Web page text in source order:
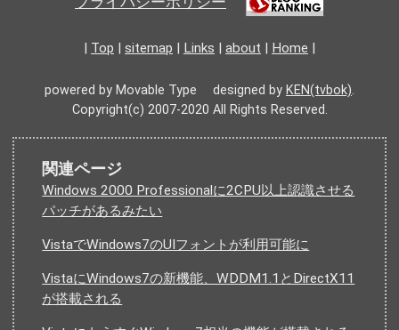
Top sitemap Links about Home
powered by Movable Type designed by KEN(tvbok).
Copyright(c) 2007-2020 All Rights Reserved.
関連ページ
Windows 2000 Professionalに2CPU以上認識させる
パッチがあるみたい
VistaでWindows7のUIフォントが利用可能に
VistaにWindows7の新機能、WDDM1.1とDirectX11
が搭載される